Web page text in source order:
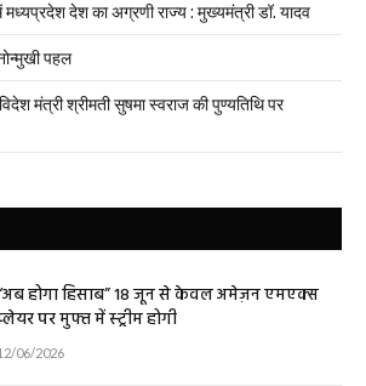
देश का अग्रणी राज्य : मुख्यमंत्री डॉ. यादव
पहल
मंत्री श्रीमती सुषमा स्वराज की पुण्यतिथि पर
होगा हिसाब” 18 जून से केवल अमेज़न एमएक्स
पर मुफ्त में स्ट्रीम होगी
06/2026